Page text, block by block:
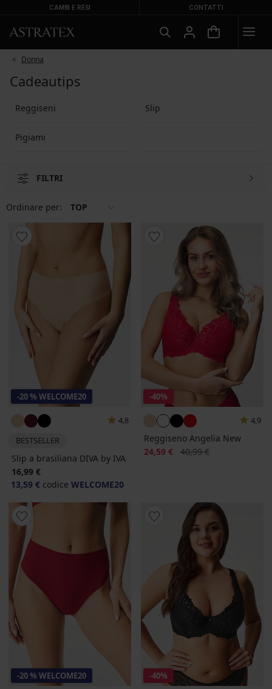
CAMBI E RESI CONTATTI
Donna
Cadeautips
Reggiseni Slip
Pigiami
FILTRI
Ordinare per: TOP
-20 % WELCOME20
4,8
BESTSELLER
Slip a brasiliana DIVA by IVA
16,99 €
13,59 € codice WELCOME20
-40%
4,9
Reggiseno Angelia New
Sconto
24,59 € Prezzo originale
40,99 €
-20 % WELCOME20 -40%